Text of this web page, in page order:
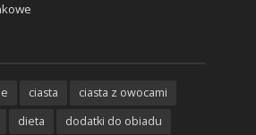
ciasta
ciasta z owocami
dieta
dodatki do obiadu